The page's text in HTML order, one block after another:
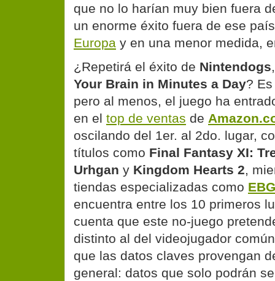
que no lo harían muy bien fuera
un enorme éxito fuera de ese
Europa y en una menor medida,
¿Repetirá el éxito de Nintendogs
Your Brain in Minutes a Day?
pero al menos, el juego ha
en el top de ventas de
oscilando del 1er. al 2do. lugar,
títulos como Final Fantasy XI:
Urhgan y Kingdom Hearts 2,
tiendas especializadas como
encuentra entre los 10 primeros
cuenta que este no-juego
distinto al del videojugador
que las datos claves provengan
general: datos que solo podrán